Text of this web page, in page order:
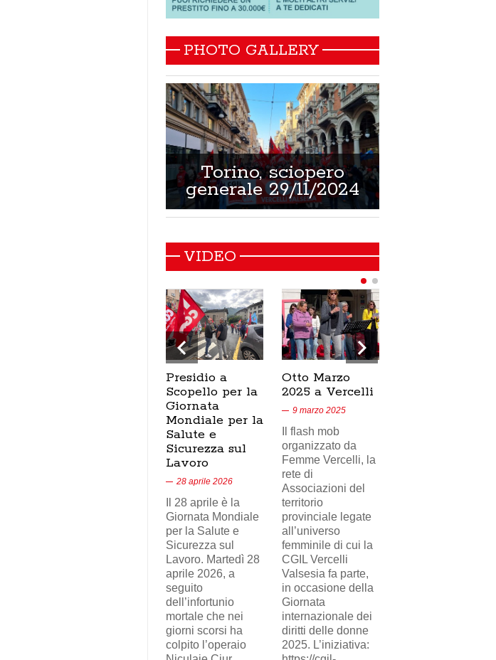
PHOTO GALLERY
Torino, sciopero
generale 29/11/2024
VIDEO
Presidio a
Scopello per la
Giornata
Mondiale per la
Salute e
Sicurezza sul
Lavoro
28 aprile 2026
Il 28 aprile è la
Giornata Mondiale
per la Salute e
Sicurezza sul
Lavoro. Martedì 28
aprile 2026, a
seguito
dell’infortunio
mortale che nei
giorni scorsi ha
colpito l’operaio
Otto Marzo
2025 a Vercelli
9 marzo 2025
Il flash mob
organizzato da
Femme Vercelli, la
rete di
Associazioni del
territorio
provinciale legate
all’universo
femminile di cui la
CGIL Vercelli
Valsesia fa parte,
in occasione della
Giornata
internazionale dei
diritti delle donne
2025. L’iniziativa: